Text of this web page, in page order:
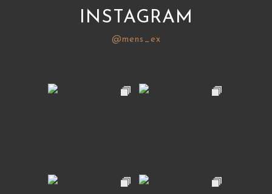
INSTAGRAM
@mens_ex